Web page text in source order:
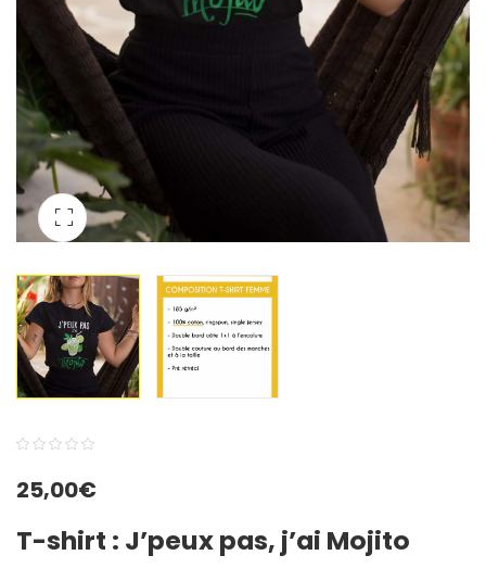
out
based
25,00€
T-shirt : J’peux pas, j’ai Mojito